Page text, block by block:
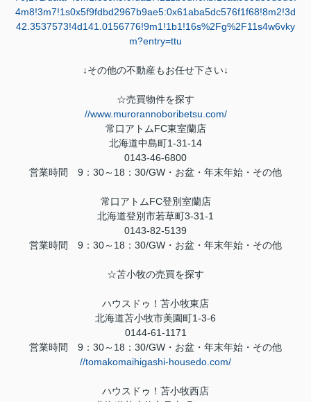
4m8!3m7!1s0x5f9fdbd2967b9ae5:0x61aba5dc576f1f68!8m2!3d
42.3537573!4d141.0156776!9m1!1b1!16s%2Fg%2F11s4w6vky
m?entry=ttu
↓その他の不動産もお任せ下さい↓
☆売買物件を探す
//www.murorannoboribetsu.com/
常口アトムFC東室蘭店
北海道中島町1-31-14
0143-46-6800
営業時間 9 ： 30～ 18 ： 30/GW ・お盆・年末年始・その他
常口アトムFC登別室蘭店
北海道登別市若草町3-31-1
0143-82-5139
営業時間 9 ： 30～ 18 ： 30/GW ・お盆・年末年始・その他
☆苫小牧の売買を探す
ハウスドゥ！苫小牧東店
北海道苫小牧市美園町1-3-6
0144-61-1171
営業時間 9 ： 30～ 18 ： 30/GW ・お盆・年末年始・その他
//tomakomaihigashi-housedo.com/
ハウスドゥ！苫小牧西店